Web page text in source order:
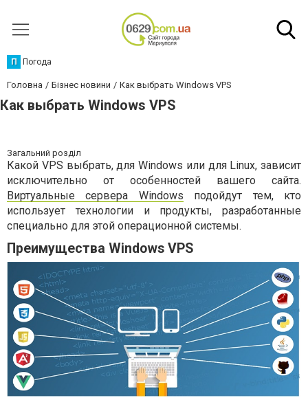
П Погода
Головна Бізнес новини Как выбрать Windows VPS
Как выбрать Windows VPS
Загальний розділ
Какой VPS выбрать, для Windows или для Linux, зависит
исключительно от особенностей вашего сайта.
Виртуальные сервера Windows подойдут тем, кто
использует технологии и продукты, разработанные
специально для этой операционной системы.
Преимущества Windows VPS